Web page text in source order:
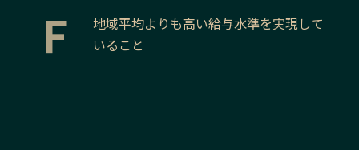
F
地域平均よりも高い給与水準を実現して
いること